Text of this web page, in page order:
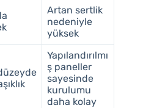
Artan sertlik
nedeniyle
yüksek
Yapılandırılmı
ş paneller
sayesinde
kurulumu
daha kolay